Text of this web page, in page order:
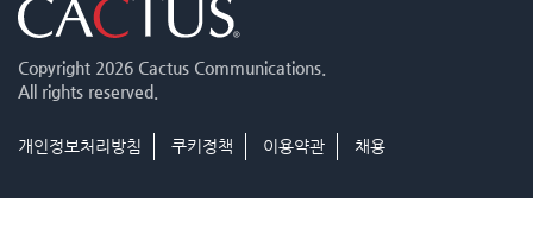
Copyright 2026 Cactus Communications.
All rights reserved.
개인정보처리방침 쿠키정책 이용약관 채용